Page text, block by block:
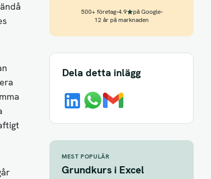
500+ företag•4.9 på Google•
12 år på marknaden
Dela detta inlägg
MEST POPULÄR
Grundkurs i Excel